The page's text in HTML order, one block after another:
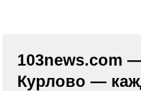
103news.com
Курлово —